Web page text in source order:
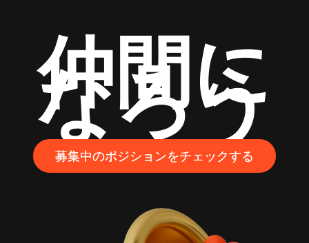
仲間に
なろう
募集中のポジションをチェックする
募集中のポジションをチェックする